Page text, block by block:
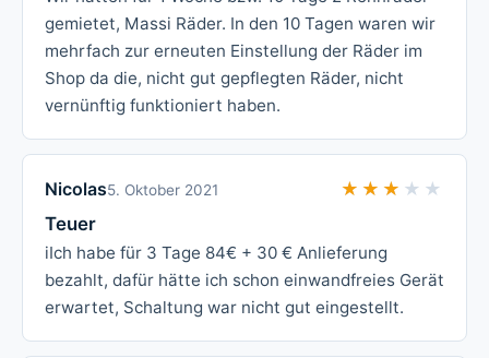
gemietet, Massi Räder. In den 10 Tagen waren wir
mehrfach zur erneuten Einstellung der Räder im
Shop da die, nicht gut gepflegten Räder, nicht
vernünftig funktioniert haben.
Nicolas5. Oktober 2021 ★★★★★
★★★★★
Teuer
iIch habe für 3 Tage 84€ + 30 € Anlieferung
bezahlt, dafür hätte ich schon einwandfreies Gerät
erwartet, Schaltung war nicht gut eingestellt.